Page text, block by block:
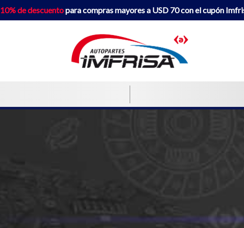
10% de descuentopara compras mayores a USD 70 con el cupón